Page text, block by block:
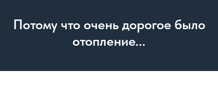
Потому что очень дорогое было
отопление...